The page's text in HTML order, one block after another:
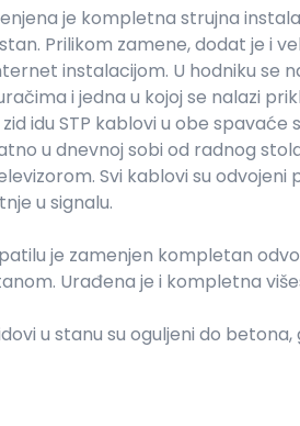
je kompletna strujna
Prilikom zamene, dodat je i
instalacijom. U hodniku se
i jedna u kojoj se nalazi
idu STP kablovi u obe spavaće
u dnevnoj sobi od radnog
Svi kablovi su
u signalu.
je zamenjen kompletan
Urađena je i kompletna
u stanu su oguljeni do